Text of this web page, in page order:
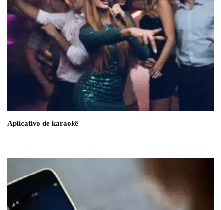
Aplicativo de karaokê